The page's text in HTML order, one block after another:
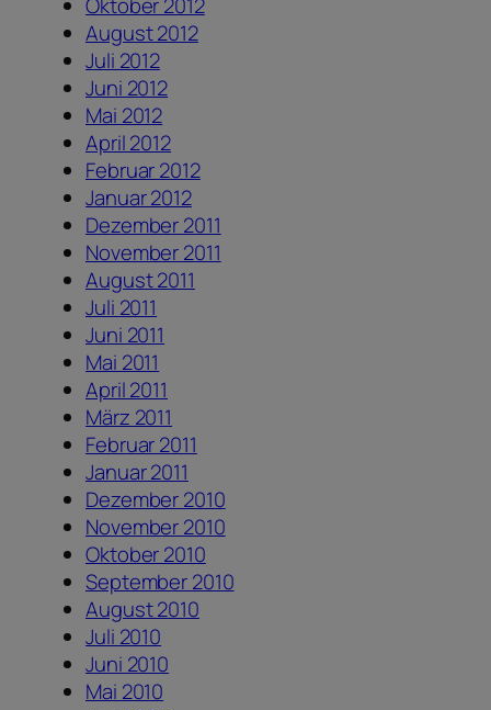
Oktober 2012
August 2012
Juli 2012
Juni 2012
Mai 2012
April 2012
Februar 2012
Januar 2012
Dezember 2011
November 2011
August 2011
Juli 2011
Juni 2011
Mai 2011
April 2011
März 2011
Februar 2011
Januar 2011
Dezember 2010
November 2010
Oktober 2010
September 2010
August 2010
Juli 2010
Juni 2010
Mai 2010